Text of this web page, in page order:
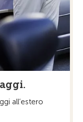
all’estero